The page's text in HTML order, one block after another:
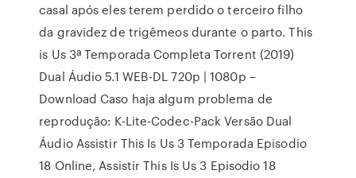
casal após eles terem perdido o terceiro filho
da gravidez de trigêmeos durante o parto. This
is Us 3ª Temporada Completa Torrent (2019)
Dual Áudio 5.1 WEB-DL 720p | 1080p –
Download Caso haja algum problema de
reprodução: K-Lite-Codec-Pack Versão Dual
Áudio Assistir This Is Us 3 Temporada Episodio
18 Online, Assistir This Is Us 3 Episodio 18